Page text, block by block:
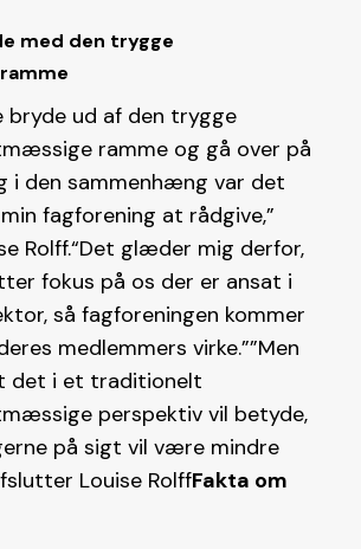
med den trygge
bryde ud af den trygge
ramme og gå over på
i den sammenhæng var det
fagforening at rådgive,”
Rolff.“Det glæder mig derfor,
fokus på os der er ansat i
så fagforeningen kommer
medlemmers virke.””Men
det i et traditionelt
perspektiv vil betyde,
på sigt vil være mindre
Louise RolffFakta om